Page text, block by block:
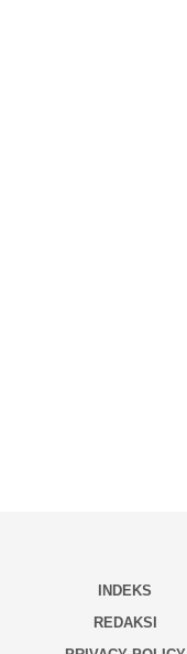
INDEKS
REDAKSI